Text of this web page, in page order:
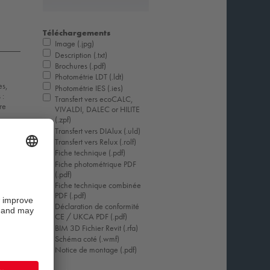
Téléchargements
Image (.jpg)
Description (.txt)
Brochures (.pdf)
Photométrie LDT (.ldt)
Photométrie IES (.ies)
Transfert vers ecoCALC,
VIVALDI, DALEC or HILITE
(.zpf)
Transfert vers DIAlux (.uld)
Transfert vers Relux (.rolf)
Fiche technique (.pdf)
Fiche photométrique PDF
(.pdf)
Fiche technique combinée
PDF (.pdf)
Déclaration de conformité
CE / UKCA PDF (.pdf)
BIM 3D Fichier Revit (.rfa)
Schéma coté (.wmf)
Notice de montage (.pdf)
: